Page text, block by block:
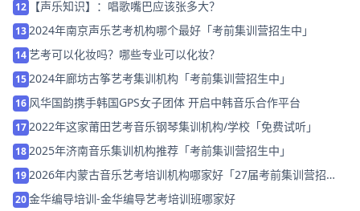
12 【声乐知识】：唱歌嘴巴应该张多大？
13 2024年南京声乐艺考机构哪个最好「考前集训营招生中」
14艺考可以化妆吗？哪些专业可以化妆？
15 2024年廊坊古筝艺考集训机构「考前集训营招生中」
16 风华国韵携手韩国GPS女子团体 开启中韩音乐合作平台
17 2022年这家莆田艺考音乐钢琴集训机构/学校「免费试听」
18 2025年济南音乐集训机构推荐「考前集训营招生中」
19 2026年内蒙古音乐艺考培训机构哪家好「27届考前集训营招
生」
20金华编导培训-金华编导艺考培训班哪家好